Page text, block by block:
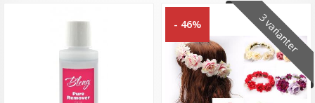
3 varianter
- 46%